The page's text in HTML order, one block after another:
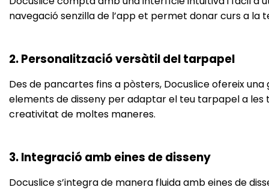
navegació senzilla de l’app et permet donar curs a
2. Personalització versàtil del tarpapel
Des de pancartes fins a pòsters, Docuslice ofereix
elements de disseny per adaptar el teu tarpapel a les
creativitat de moltes maneres.
3. Integració amb eines de disseny
Docuslice s’integra de manera fluida amb eines de